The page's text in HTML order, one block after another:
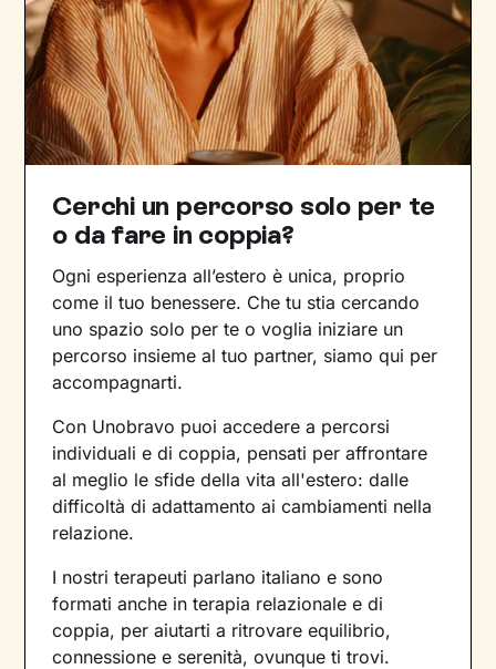
Cerchi un percorso solo per te
o da fare in coppia?
Ogni esperienza all’estero è unica, proprio
come il tuo benessere. Che tu stia cercando
uno spazio solo per te o voglia iniziare un
percorso insieme al tuo partner, siamo qui per
accompagnarti.
Con Unobravo puoi accedere a percorsi
individuali e di coppia, pensati per affrontare
al meglio le sfide della vita all'estero: dalle
difficoltà di adattamento ai cambiamenti nella
relazione.
I nostri terapeuti parlano italiano e sono
formati anche in terapia relazionale e di
coppia, per aiutarti a ritrovare equilibrio,
connessione e serenità, ovunque ti trovi.